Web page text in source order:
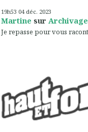
19h53 04 déc. 2023
Martine sur Archivage
Je repasse pour vous